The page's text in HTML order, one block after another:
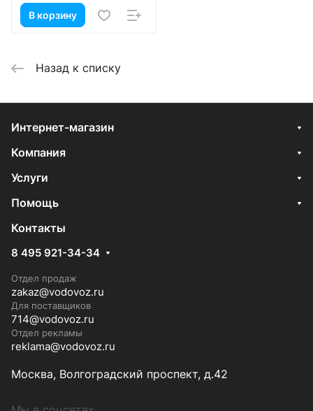
В корзину
Назад к списку
Интернет-магазин
Компания
Услуги
Помощь
Контакты
8 495 921-34-34
Отдел продаж
zakaz@vodovoz.ru
Для поставщиков
714@vodovoz.ru
Отдел рекламы
reklama@vodovoz.ru
Москва, Волгоградский проспект, д.42